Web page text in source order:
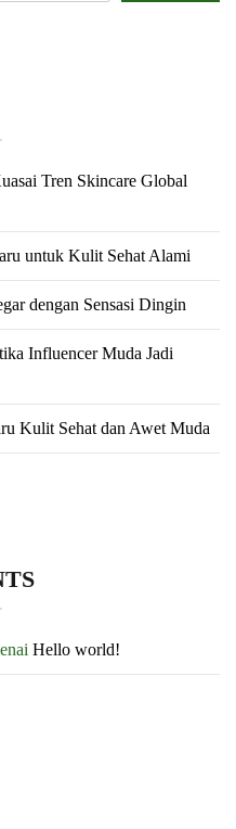
Tren Skincare Global
untuk Kulit Sehat Alami
dengan Sensasi Dingin
Influencer Muda Jadi
Kulit Sehat dan Awet Muda
Hello world!